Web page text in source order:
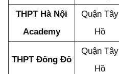
THPT Hà Nội
Academy
Quận Tây
Hồ
THPT Đông Đô
Quận Tây
Hồ